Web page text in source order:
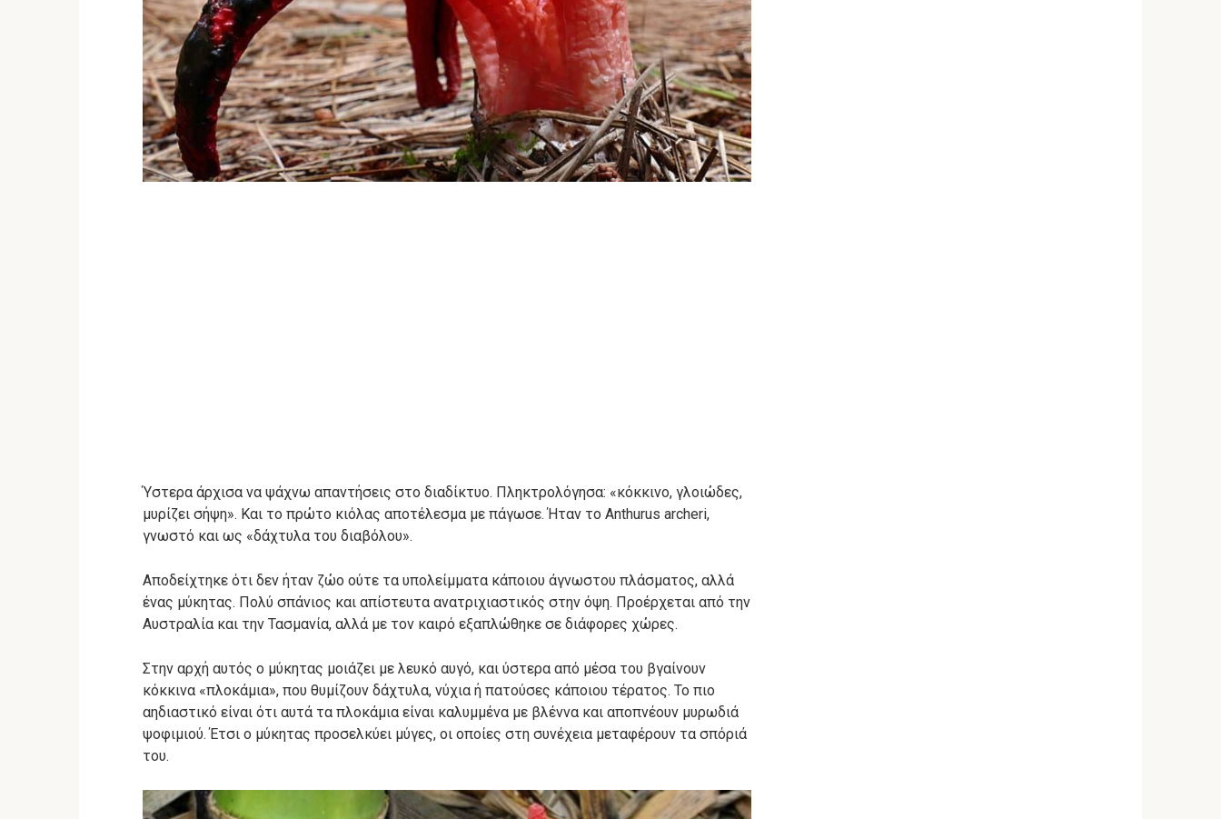
Ύστερα άρχισα να ψάχνω απαντήσεις στο διαδίκτυο. Πληκτρολόγησα: «κόκκινο, γλοιώδες,
μυρίζει σήψη». Και το πρώτο κιόλας αποτέλεσμα με πάγωσε. Ήταν το Anthurus archeri,
γνωστό και ως «δάχτυλα του διαβόλου».
Αποδείχτηκε ότι δεν ήταν ζώο ούτε τα υπολείμματα κάποιου άγνωστου πλάσματος, αλλά
ένας μύκητας. Πολύ σπάνιος και απίστευτα ανατριχιαστικός στην όψη. Προέρχεται από την
Αυστραλία και την Τασμανία, αλλά με τον καιρό εξαπλώθηκε σε διάφορες χώρες.
Στην αρχή αυτός ο μύκητας μοιάζει με λευκό αυγό, και ύστερα από μέσα του βγαίνουν
κόκκινα «πλοκάμια», που θυμίζουν δάχτυλα, νύχια ή πατούσες κάποιου τέρατος. Το πιο
αηδιαστικό είναι ότι αυτά τα πλοκάμια είναι καλυμμένα με βλέννα και αποπνέουν μυρωδιά
ψοφιμιού. Έτσι ο μύκητας προσελκύει μύγες, οι οποίες στη συνέχεια μεταφέρουν τα σπόριά
του.